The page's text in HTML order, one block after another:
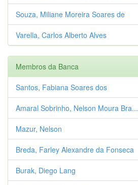
Souza, Miliane Moreira Soares de
Varella, Carlos Alberto Alves
Membros da Banca
Santos, Fabiana Soares dos
Amaral Sobrinho, Nelson Moura Bra...
Mazur, Nelson
Breda, Farley Alexandre da Fonseca
Burak, Diego Lang